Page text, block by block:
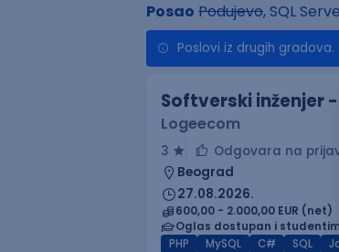
Posao Podujevo, SQL
Poslovi iz drugih gradova.
Softverski inženjer -
Logeecom
3
Odgovara na
Beograd
27.08.2026.
600,00 - 2.000,00 EUR (net)
Oglas dostupan i
PHP
MySQL C# SQL